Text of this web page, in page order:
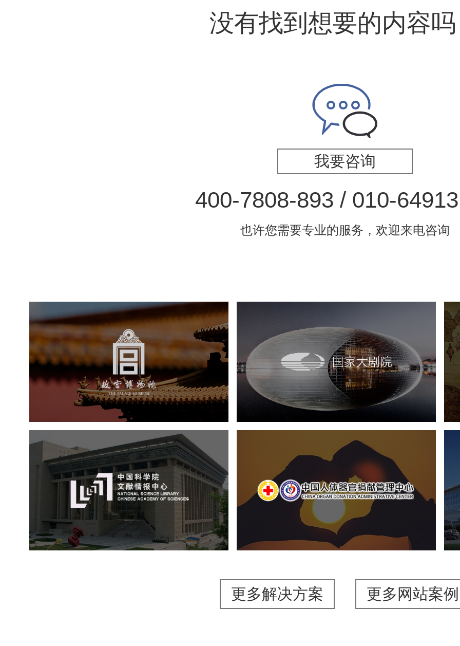
没有找到想要的内容
我要咨询
400-7808-893 / 010-
也许您需要专业的服务，欢迎来电咨询
故宫博物院
文化艺术 博物馆
智慧博物馆
博物馆网站建设
景区网站建设
文创商城
万能专题
网站代运营
国家大剧院
文化艺术 剧院 智慧展馆 展馆网站建设
中国科学院文献情报中心
机构组织 网站建设
虚拟展厅
博物馆展厅设计
数字博物馆建设
展厅空间设计
北京展厅设计
产品展厅设计
企业展厅设计
公司展厅设计
中国人体器官捐献管理中心
国企 品牌官网
网站设计
更多解决方案 更多网站案例